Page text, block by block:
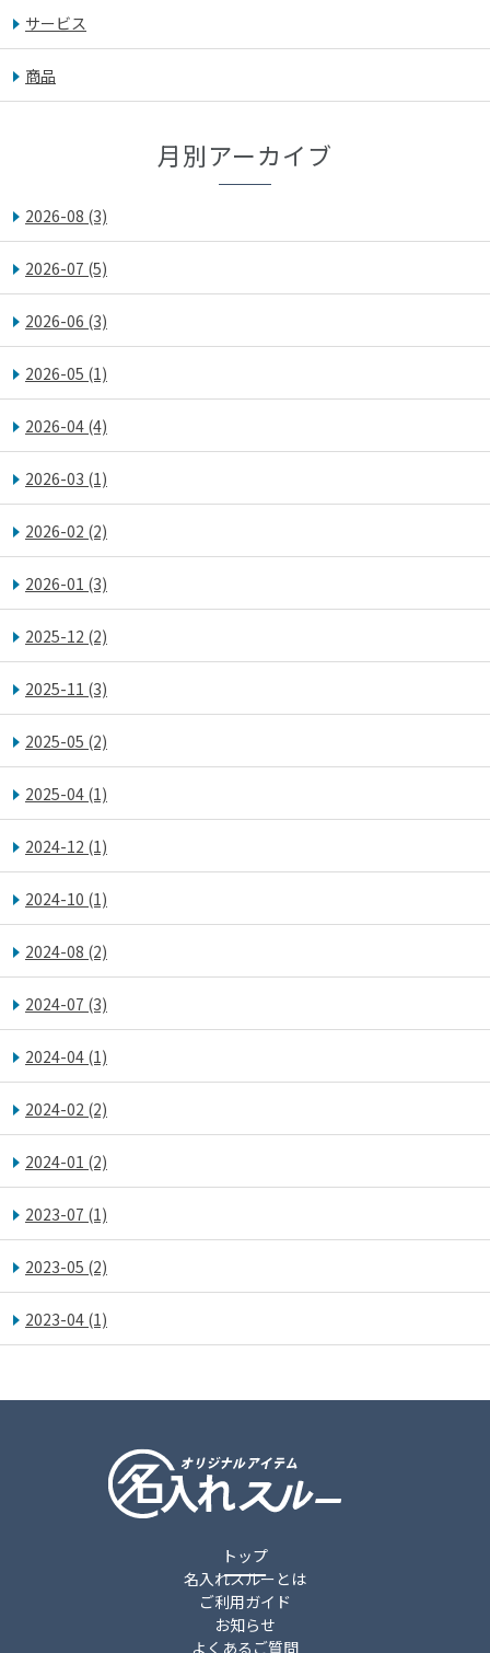
サービス
商品
月別アーカイブ
2026-08 (3)
2026-07 (5)
2026-06 (3)
2026-05 (1)
2026-04 (4)
2026-03 (1)
2026-02 (2)
2026-01 (3)
2025-12 (2)
2025-11 (3)
2025-05 (2)
2025-04 (1)
2024-12 (1)
2024-10 (1)
2024-08 (2)
2024-07 (3)
2024-04 (1)
2024-02 (2)
2024-01 (2)
2023-07 (1)
2023-05 (2)
2023-04 (1)
トップ
名入れスルーとは
ご利用ガイド
お知らせ
よくあるご質問